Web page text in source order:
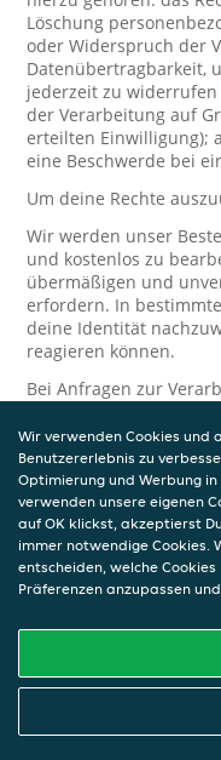
Löschung
oder Widerspruch der
Datenübertragbarkeit,
jederzeit zu
der Verarbeitung auf
erteilten Einwilligung);
eine Beschwerde bei
Um deine Rechte
Wir werden unser
und kostenlos zu
übermäßigen und
erfordern. In
deine Identität
reagieren können.
Bei Anfragen zur
und/oder JET Pay Card
dir das JET Pay-
Arbeitgeber,
erforderlich, da JET
gewährt, eine
und den Schutz deiner
Solltest du weitere
kontaktieren wir dich
Tipps oder Vorschläge
freuen.
Sicherheit
Wir verwenden Cookies und
Benutzererlebnis zu
Optimierung und Werbung
verwenden unsere eigenen
auf OK klickst, akzeptierst
immer notwendige Cookies.
entscheiden, welche
Präferenzen anzupassen